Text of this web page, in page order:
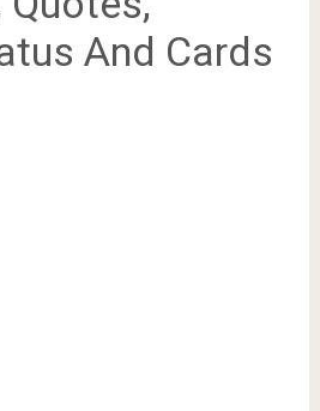
And Cards